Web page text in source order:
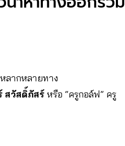
ลากหลายทาง
วัสดิ์ภัสร์ หรือ “ครูกอล์ฟ” ครู